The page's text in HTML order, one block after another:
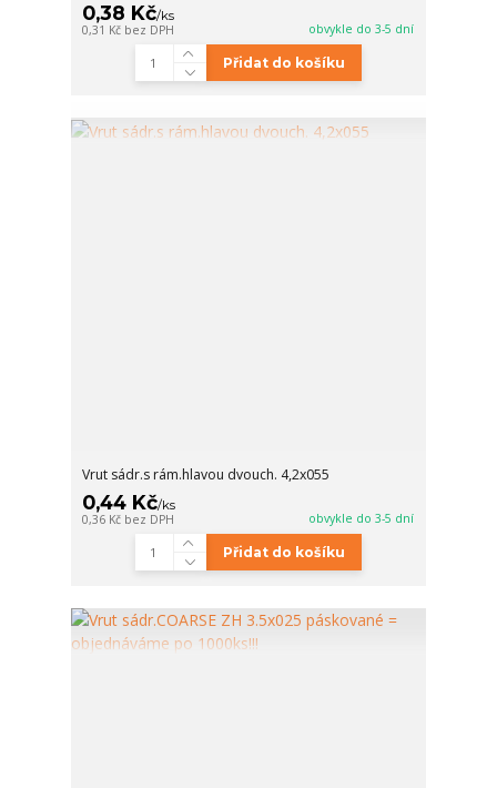
0,38 Kč/ks
0,31 Kč bez DPH obvykle do 3-5 dní
Přidat do košíku
Vrut sádr.s rám.hlavou dvouch. 4,2x055
0,44 Kč/ks
0,36 Kč bez DPH obvykle do 3-5 dní
Přidat do košíku